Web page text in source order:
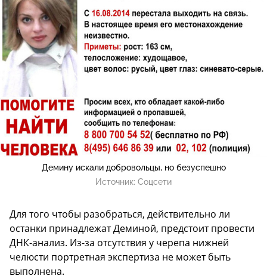
Демину искали добровольцы, но безуспешно
Источник: Соцсети
Для того чтобы разобраться, действительно ли
останки принадлежат Деминой, предстоит провести
ДНК-анализ. Из-за отсутствия у черепа нижней
челюсти портретная экспертиза не может быть
выполнена.